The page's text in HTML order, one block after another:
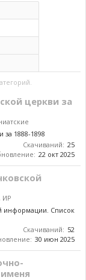
церкви за
1888-1898
Скачиваний: 25
22 окт 2025
ИР
информации. Список
Скачиваний: 52
30 июн 2025